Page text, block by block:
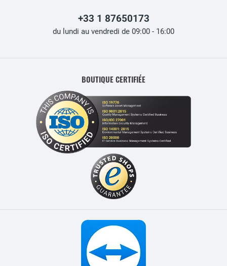
+33 1 87650173
du lundi au vendredi de 09:00 - 16:00
BOUTIQUE CERTIFIÉE